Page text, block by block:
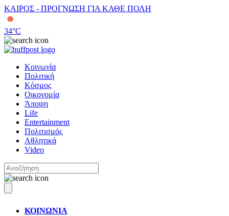
ΚΑΙΡΟΣ - ΠΡΟΓΝΩΣΗ ΓΙΑ ΚΑΘΕ ΠΟΛΗ
34°C
Κοινωνία
Πολιτική
Κόσμος
Οικονομία
Άποψη
Life
Entertainment
Πολιτισμός
Αθλητικά
Video
ΚΟΙΝΩΝΙΑ